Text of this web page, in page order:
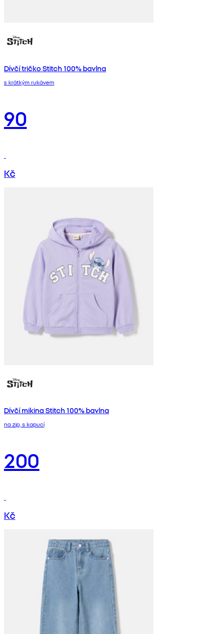
Dívčí tričko Stitch 100% bavlna
s krátkým rukávem
90
Kč
Dívčí mikina Stitch 100% bavlna
na zip, s kapucí
200
Kč